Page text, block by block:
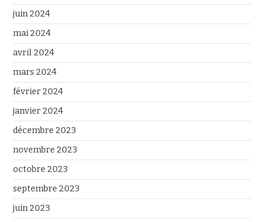
juin 2024
mai 2024
avril 2024
mars 2024
février 2024
janvier 2024
décembre 2023
novembre 2023
octobre 2023
septembre 2023
juin 2023